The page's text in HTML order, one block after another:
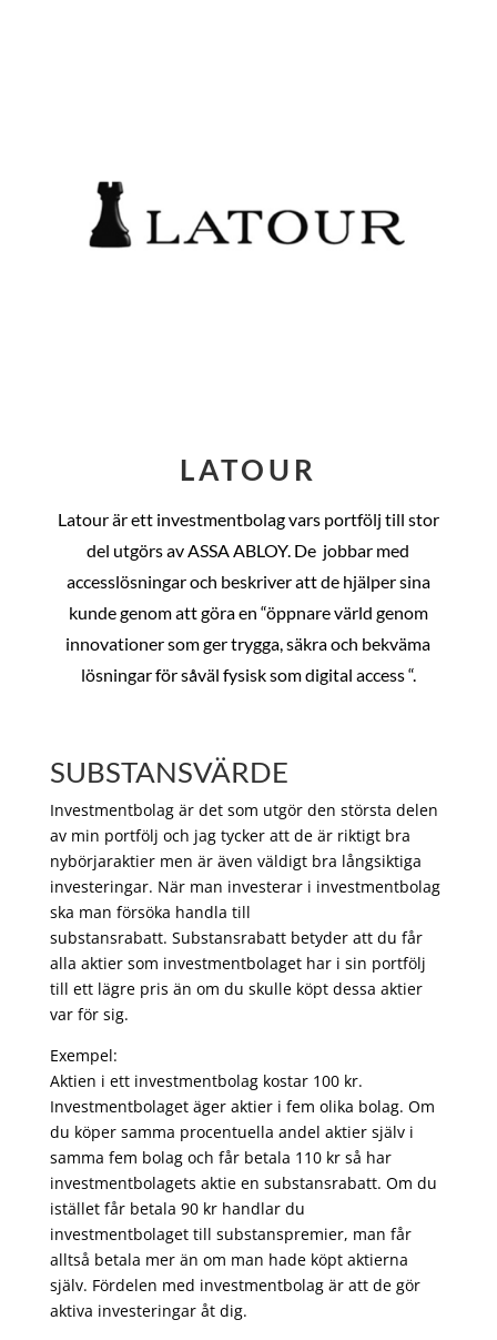
LATOUR
Latour är ett investmentbolag vars portfölj till stor
del utgörs av ASSA ABLOY. De jobbar med
accesslösningar och beskriver att de hjälper sina
kunde genom att göra en “öppnare värld genom
innovationer som ger trygga, säkra och bekväma
lösningar för såväl fysisk som digital access “.
SUBSTANSVÄRDE
Investmentbolag är det som utgör den största delen
av min portfölj och jag tycker att de är riktigt bra
nybörjaraktier men är även väldigt bra långsiktiga
investeringar. När man investerar i investmentbolag
ska man försöka handla till
substansrabatt. Substansrabatt betyder att du får
alla aktier som investmentbolaget har i sin portfölj
till ett lägre pris än om du skulle köpt dessa aktier
var för sig.
Exempel:
Aktien i ett investmentbolag kostar 100 kr.
Investmentbolaget äger aktier i fem olika bolag. Om
du köper samma procentuella andel aktier själv i
samma fem bolag och får betala 110 kr så har
investmentbolagets aktie en substansrabatt. Om du
istället får betala 90 kr handlar du
investmentbolaget till substanspremier, man får
alltså betala mer än om man hade köpt aktierna
själv. Fördelen med investmentbolag är att de gör
aktiva investeringar åt dig.